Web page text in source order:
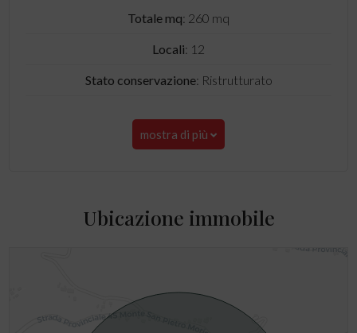
Totale mq: 260 mq
Locali: 12
Stato conservazione: Ristrutturato
mostra di più
Ubicazione immobile